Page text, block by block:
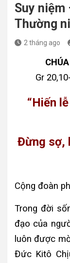
Suy niệm
Thường
2 tháng ago
Gr
“Hiến
Đừng sợ,
Cộng đoàn
Trong đời
đạo của
luôn được
Đức Kitô